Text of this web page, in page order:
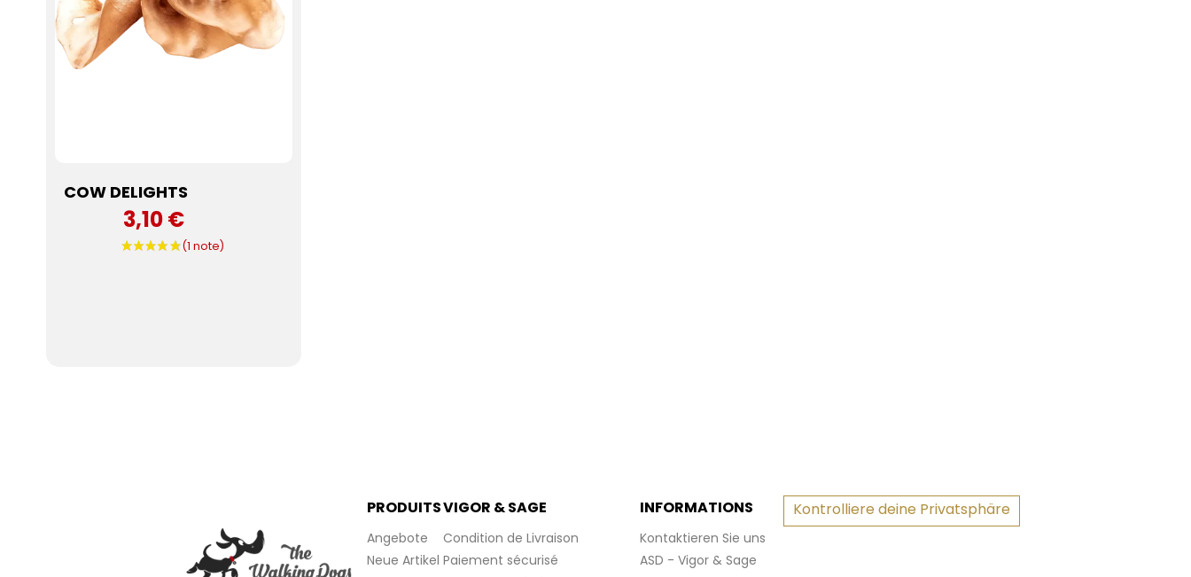
COW DELIGHTS
3,10 €
PRODUITS
Angebote
Neue Artikel
VIGOR & SAGE
Condition de Livraison
Paiement sécurisé
INFORMATIONS
Kontaktieren Sie uns
ASD - Vigor & Sage
Kontrolliere deine Privatsphäre